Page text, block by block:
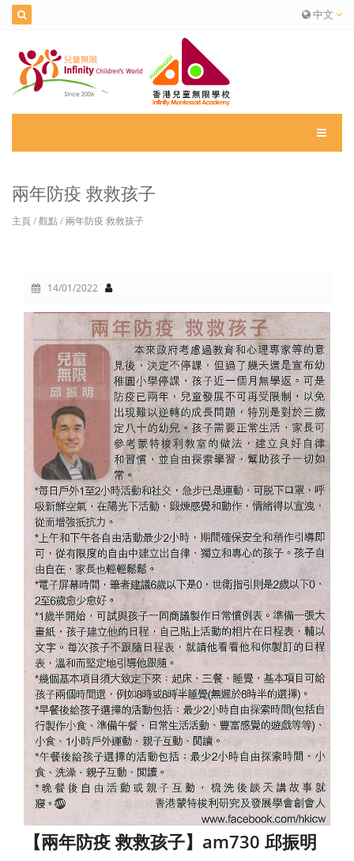
中文
兩年防疫 救救孩子
主頁/觀點/ 兩年防疫 救救孩子
14/01/2022
【兩年防疫 救救孩子】am730 邱振明